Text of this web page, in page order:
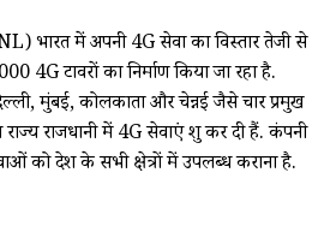
भारत में अपनी 4G सेवा का विस्तार तेजी से
4G टावरों का निर्माण किया जा रहा है.
मुंबई, कोलकाता और चेन्नई जैसे चार प्रमुख
राजधानी में 4G सेवाएं शुरू कर दी हैं. कंपनी
को देश के सभी क्षेत्रों में उपलब्ध कराना है.